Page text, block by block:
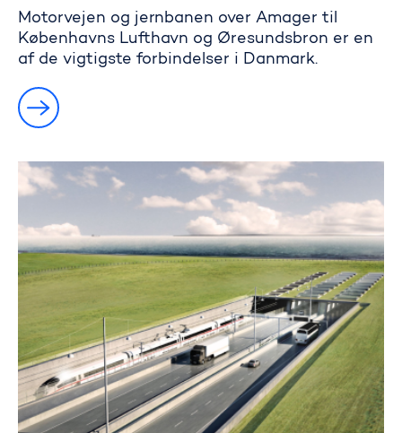
Motorvejen og jernbanen over Amager til
Københavns Lufthavn og Øresundsbron er en
af de vigtigste forbindelser i Danmark.